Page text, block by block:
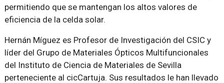
permitiendo que se mantengan los altos valores de
eficiencia de la celda solar.
Hernán Míguez es Profesor de Investigación del CSIC y
líder del Grupo de Materiales Ópticos Multifuncionales
del Instituto de Ciencia de Materiales de Sevilla
perteneciente al cicCartuja. Sus resultados le han llevado